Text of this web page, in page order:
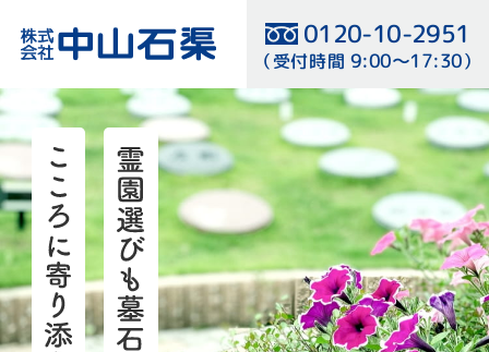
0120-10-2951
（受付時間 9:00〜17:30）
検討リスト